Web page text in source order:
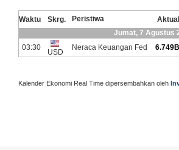
Kalender Ekonomi Real Time dipersembahkan oleh